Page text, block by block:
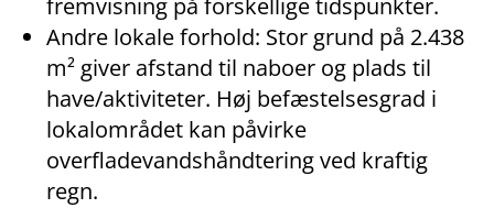
fremvisning på forskellige tidspunkter.
Andre lokale forhold: Stor grund på 2.438
m² giver afstand til naboer og plads til
have/aktiviteter. Høj befæstelsesgrad i
lokalområdet kan påvirke
overfladevandshåndtering ved kraftig
regn.